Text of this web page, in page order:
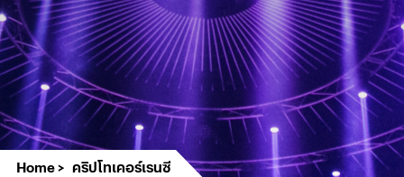
Home คริปโทเคอร์เรนซี